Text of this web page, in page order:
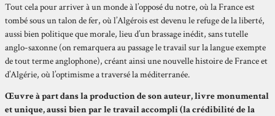
Tout cela pour arriver à un monde à l’opposé du notre, où la France est
tombé sous un talon de fer, où l’Algérois est devenu le refuge de la liberté,
aussi bien politique que morale, lieu d’un brassage inédit, sans tutelle
anglo-saxonne (on remarquera au passage le travail sur la langue exempte
de tout terme anglophone), créant ainsi une nouvelle histoire de France et
d’Algérie, où l’optimisme a traversé la méditerranée.
Œuvre à part dans la production de son auteur, livre monumental
et unique, aussi bien par le travail accompli (la crédibilité de la